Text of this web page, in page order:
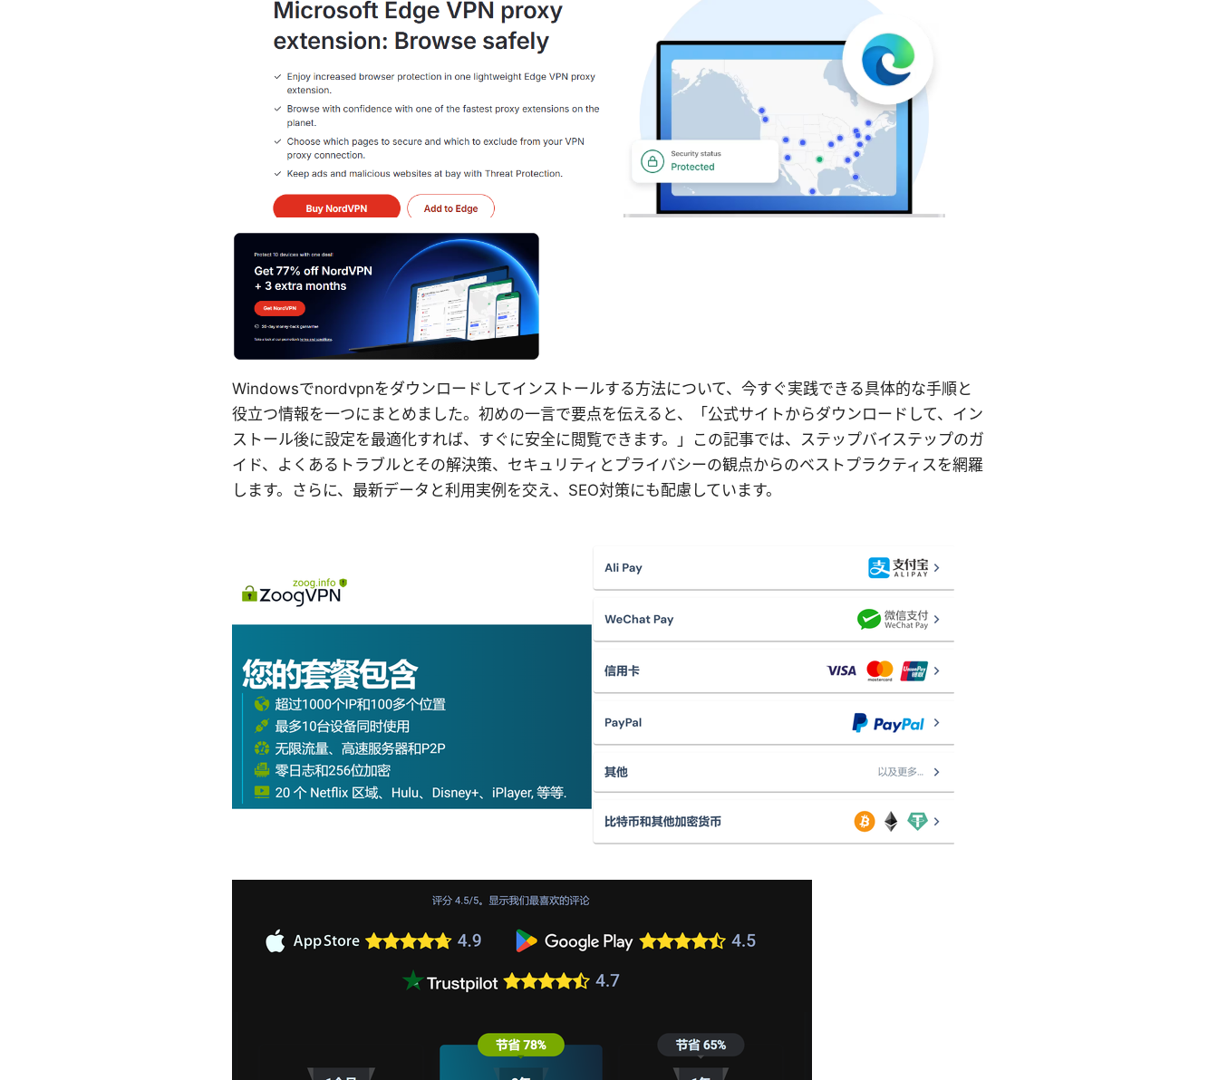
Windowsでnordvpnをダウンロードしてインストールする方法について、今すぐ実践できる具体的な手順と
役立つ情報を一つにまとめました。初めの一言で要点を伝えると、「公式サイトからダウンロードして、イン
ストール後に設定を最適化すれば、すぐに安全に閲覧できます。」この記事では、ステップバイステップのガ
イド、よくあるトラブルとその解決策、セキュリティとプライバシーの観点からのベストプラクティスを網羅
します。さらに、最新データと利用実例を交え、SEO対策にも配慮しています。